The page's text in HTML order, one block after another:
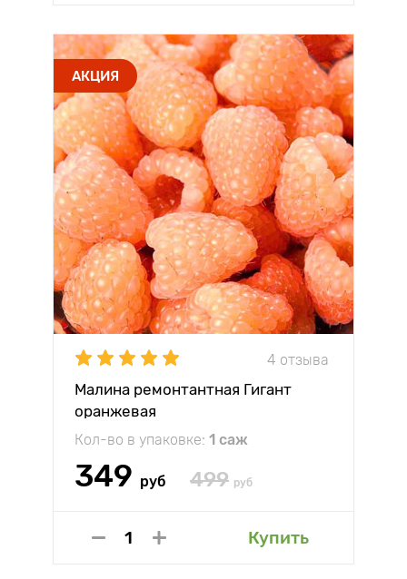
АКЦИЯ
4 отзыва
Малина ремонтантная Гигант
оранжевая
Кол-во в упаковке: 1 саж
349 руб 499 руб
Купить